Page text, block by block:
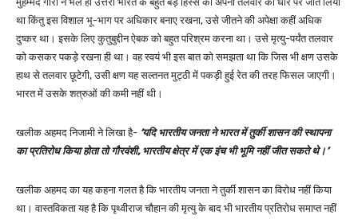
था किंतु इस विशाल भू-भाग पर अधिकार बनाए रखना, उसे जीतने की अपेक्षा कहीं अधिक
दुष्कर था। इसके लिए कुतुबुद्दीन ऐबक को बहुत परिश्रम करना था। उसे मृत्यु-पर्यंत तलवार
को कसकर पकड़े रखना ही था। वह स्वयं भी इस बात को समझता था कि जिस भी क्षण उसके
हाथ से तलवार छूटेगी, उसी क्षण यह सल्तनत मुट्ठी में पकड़ी हुई रेत की तरह फिसल जाएगी।
भारत में उसके शत्रुओं की कमी नहीं थी।
खलीक अहमद निजामी ने लिखा है- ‘यदि भारतीय जनता ने भारत में तुर्की शासन की स्थापना
का प्रतिरोध किया होता तो गौरवंशी, भारतीय क्षेत्र में एक इंच भी भूमि नहीं जीत सकते थे।’
खलीक अहमद का यह कहना गलत है कि भारतीय जनता ने तुर्की शासन का विरोध नहीं किया
था। वास्तविकता यह है कि पृथ्वीराज चौहान की मृत्यु के बाद भी भारतीय प्रतिरोध समाप्त नहीं